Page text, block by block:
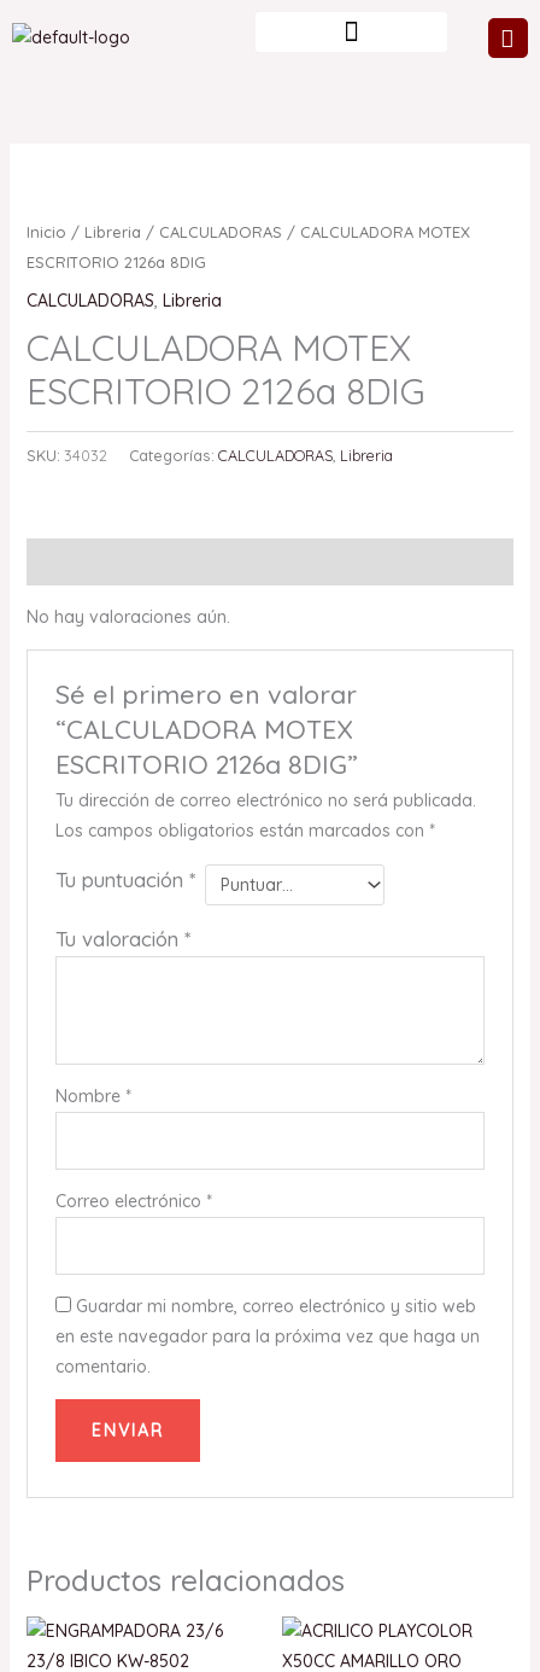
al
Inicio / Libreria / CALCULADORAS / CALCULADORA MOTEX
ESCRITORIO 2126a 8DIG
CALCULADORAS, Libreria
CALCULADORA MOTEX
ESCRITORIO 2126a 8DIG
SKU: 34032 Categorías: CALCULADORAS, Libreria
No hay valoraciones aún.
Sé el primero en valorar
“CALCULADORA MOTEX
ESCRITORIO 2126a 8DIG”
Tu dirección de correo electrónico no será publicada.
Los campos obligatorios están marcados con *
Tu puntuación *
Tu valoración *
Nombre *
Correo electrónico *
Guardar mi nombre, correo electrónico y sitio web
en este navegador para la próxima vez que haga un
comentario.
Productos relacionados